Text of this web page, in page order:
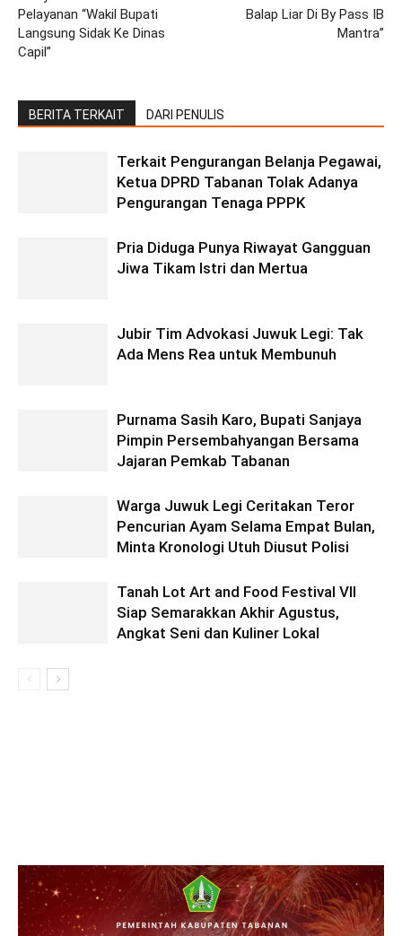
Pelayanan “Wakil Bupati
Langsung Sidak Ke Dinas
Capil”
Balap Liar Di By Pass IB
Mantra”
BERITA TERKAIT DARI PENULIS
Terkait Pengurangan Belanja Pegawai,
Ketua DPRD Tabanan Tolak Adanya
Pengurangan Tenaga PPPK
Pria Diduga Punya Riwayat Gangguan
Jiwa Tikam Istri dan Mertua
Jubir Tim Advokasi Juwuk Legi: Tak
Ada Mens Rea untuk Membunuh
Purnama Sasih Karo, Bupati Sanjaya
Pimpin Persembahyangan Bersama
Jajaran Pemkab Tabanan
Warga Juwuk Legi Ceritakan Teror
Pencurian Ayam Selama Empat Bulan,
Minta Kronologi Utuh Diusut Polisi
Tanah Lot Art and Food Festival VII
Siap Semarakkan Akhir Agustus,
Angkat Seni dan Kuliner Lokal